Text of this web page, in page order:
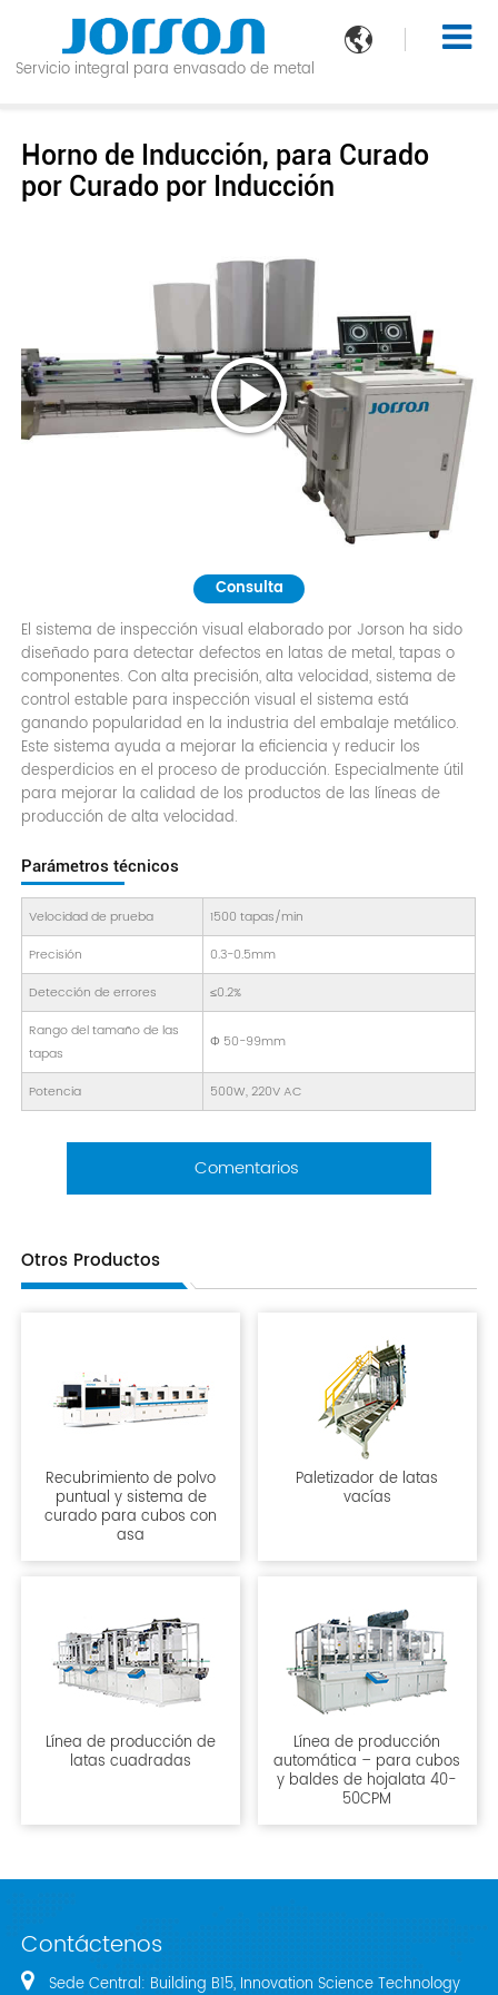

Servicio integral para envasado de metal
Horno de Inducción, para Curado
por Curado por Inducción
Consulta
El sistema de inspección visual elaborado por Jorson ha sido
diseñado para detectar defectos en latas de metal, tapas o
componentes. Con alta precisión, alta velocidad, sistema de
control estable para inspección visual el sistema está
ganando popularidad en la industria del embalaje metálico.
Este sistema ayuda a mejorar la eficiencia y reducir los
desperdicios en el proceso de producción. Especialmente útil
para mejorar la calidad de los productos de las líneas de
producción de alta velocidad.
Parámetros técnicos
Velocidad de prueba
1500 tapas/min
Precisión
0.3-0.5mm
Detección de errores
≤0.2%
Rango del tamaño de las
tapas
Φ 50-99mm
Potencia 500W, 220V AC
Comentarios
Otros Productos
Recubrimiento de polvo
puntual y sistema de
curado para cubos con
asa
Paletizador de latas
vacías
Línea de producción de
latas cuadradas
Línea de producción
automática – para cubos
y baldes de hojalata 40-
50CPM
Contáctenos
Sede Central: Building B15, Innovation Science Technology